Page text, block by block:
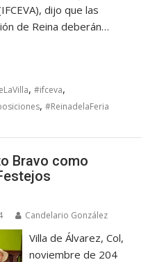
dijo que las
de Reina deberán…
,#ifceva,
,#ReinadelaFeria
Bravo como
Candelario González
Villa de Álvarez, Col,
noviembre de 204